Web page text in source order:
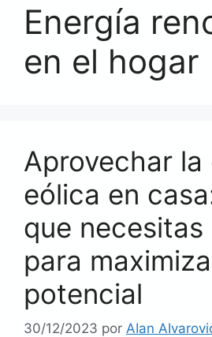
Energía
en el hogar
Aprovechar la
eólica en
que necesitas
para
potencial
30/12/2023 por AIan